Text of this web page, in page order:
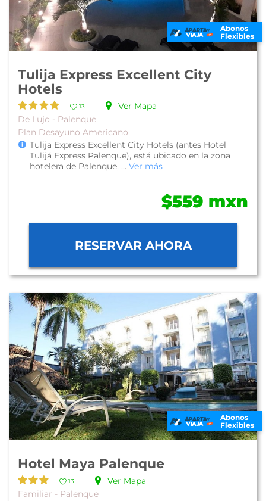
Abonos
Flexibles
Tulija Express Excellent City
Hotels
13
Ver Mapa
De Lujo - Palenque
Plan Desayuno Americano
Tulija Express Excellent City Hotels (antes Hotel
Tulijá Express Palenque), está ubicado en la zona
hotelera de Palenque, ... Ver más
$559 mxn
RESERVAR AHORA
Abonos
Flexibles
Hotel Maya Palenque
13
Ver Mapa
Familiar - Palenque